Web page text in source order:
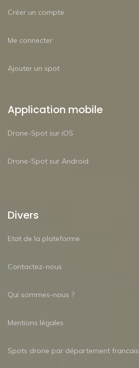
Créer un compte
Me connecter
Ajouter un spot
Application mobile
Drone-Spot sur iOS
Drone-Spot sur Android
Divers
Etat de la plateforme
Contactez-nous
Qui sommes-nous ?
Mentions légales
Spots drone par département francais